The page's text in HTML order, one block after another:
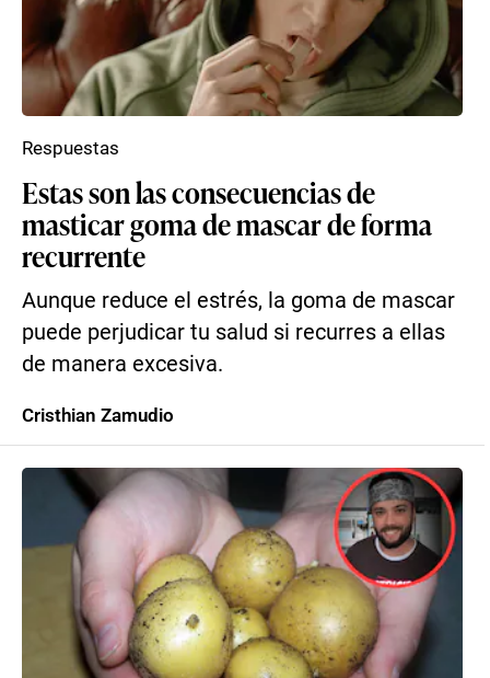
Estas son las consecuencias de
masticar goma de mascar de forma
recurrente
Aunque reduce el estrés, la goma de mascar
puede perjudicar tu salud si recurres a ellas
de manera excesiva.
Respuestas
Cristhian Zamudio